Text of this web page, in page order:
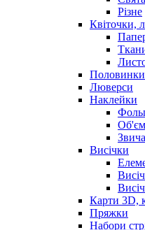
Різне
Квіточки,
Половинки
Люверси
Наклейки
Висічки
Карти 3D,
Пряжки
Набори